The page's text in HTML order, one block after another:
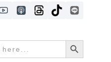
Search Button